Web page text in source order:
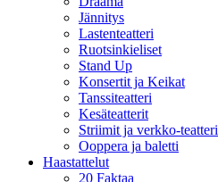
Jännitys
Lastenteatteri
Ruotsinkieliset
Stand Up
Konsertit ja Keikat
Tanssiteatteri
Kesäteatterit
Striimit ja verkko-teatteri
Ooppera ja baletti
Haastattelut
20 Faktaa